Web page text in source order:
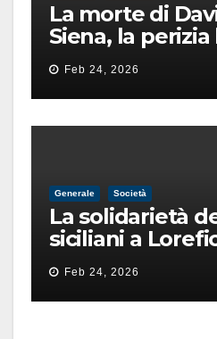
La morte di
Siena, la perizia
pista di
finita male
Feb 24, 2026
Generale Società
La solidarietà
siciliani a
difeso il valore
dell’umanità»
Feb 24, 2026